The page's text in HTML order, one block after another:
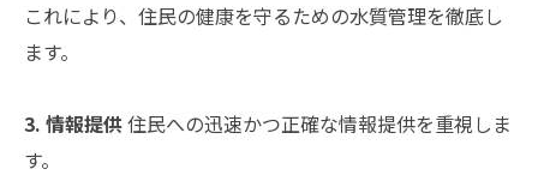
これにより、住民の健康を守るための水質管理を徹底し
ます。
3. 情報提供住民への迅速かつ正確な情報提供を重視しま
す。